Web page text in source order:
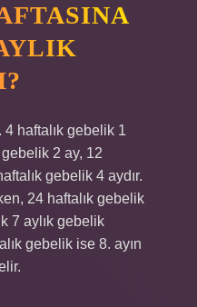
4 haftalık gebelik 1
2 ay, 12
gebelik 4 aydır.
24 haftalık gebelik
7 aylık gebelik
gebelik ise 8. ayın